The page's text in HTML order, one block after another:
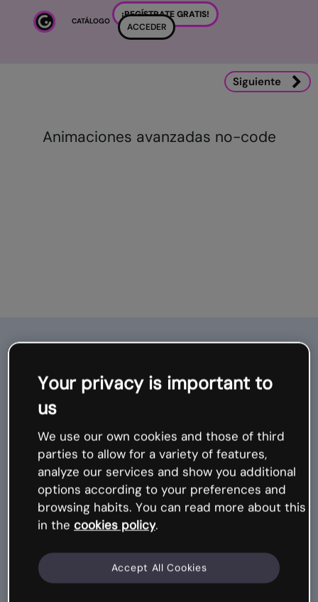
Salta al contenido principal
CATÁLOGO
¡REGÍSTRATE GRATIS!
ACCEDER
Animaciones avanzadas no-code
Siguiente
relacionados
Mi
cr
o
c
ur
s
o
Your privacy is important to
us
We use our own cookies and those of third
parties to allow for a variety of features,
analyze our services and show you additional
options according to your preferences and
browsing habits. You can read more about this
in the cookies policy.
Accept All Cookies